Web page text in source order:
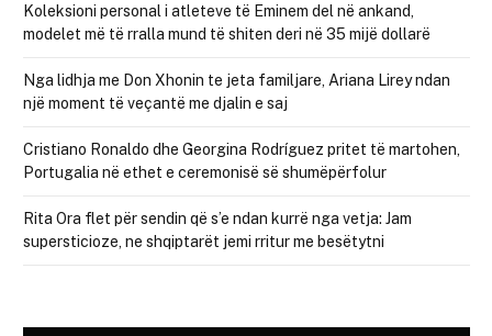
Koleksioni personal i atleteve të Eminem del në ankand,
modelet më të rralla mund të shiten deri në 35 mijë dollarë
Nga lidhja me Don Xhonin te jeta familjare, Ariana Lirey ndan
një moment të veçantë me djalin e saj
Cristiano Ronaldo dhe Georgina Rodríguez pritet të martohen,
Portugalia në ethet e ceremonisë së shumëpërfolur
Rita Ora flet për sendin që s’e ndan kurrë nga vetja: Jam
supersticioze, ne shqiptarët jemi rritur me besëtytni